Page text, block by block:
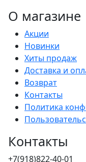
О магазине
Акции
Новинки
Хиты продаж
Доставка и
Возврат
Контакты
Политика
Контакты
+7(918)822-40-01